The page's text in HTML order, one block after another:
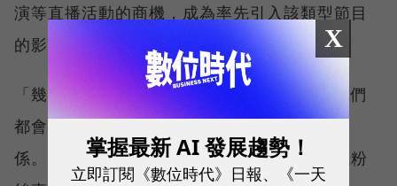
演等直播活動的商機，成為率先引入該類型節目
的影城業者。
「幾乎合作版權方手上有什麼適合的節目，我們
都會盡力播、努力播，再小眾的表演也沒關
係。」李光爵指出，威秀希望的便是逐步養成粉
X
掌握最新 AI 發展趨勢！
立即訂閱《數位時代》日報、《一天